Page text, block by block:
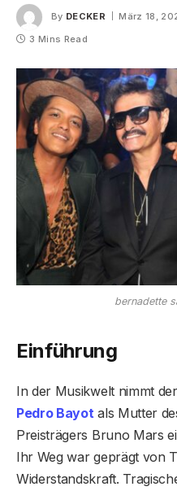
By DECKER März 18,
3 Mins Read
bernadette
Einführung
In der Musikwelt nimmt
Pedro Bayot als Mutter
Preisträgers Bruno Mars
Ihr Weg war geprägt von
Widerstandskraft.